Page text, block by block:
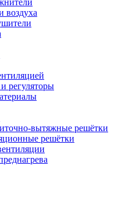
воздуха
регуляторы
вытяжные решётки
решётки